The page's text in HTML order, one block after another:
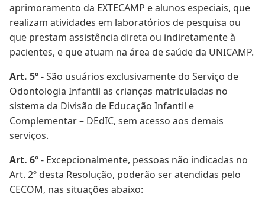
aprimoramento da EXTECAMP e alunos especiais, que
realizam atividades em laboratórios de pesquisa ou
que prestam assistência direta ou indiretamente à
pacientes, e que atuam na área de saúde da UNICAMP.
Art. 5º- São usuários exclusivamente do Serviço de
Odontologia Infantil as crianças matriculadas no
sistema da Divisão de Educação Infantil e
Complementar – DEdIC, sem acesso aos demais
serviços.
Art. 6º- Excepcionalmente, pessoas não indicadas no
Art. 2º desta Resolução, poderão ser atendidas pelo
CECOM, nas situações abaixo: